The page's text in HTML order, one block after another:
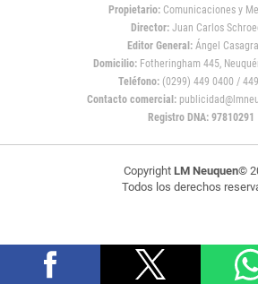
Propietario:Comunicaciones y
Director: Juan Carlos
Editor General:Ángel
Domicilio:Fotheringham 445,
Teléfono: (0299) 449 0400 /
Contacto comercial:
Registro DNA: 97810291
Copyright LM Neuquen©
Todos los derechos